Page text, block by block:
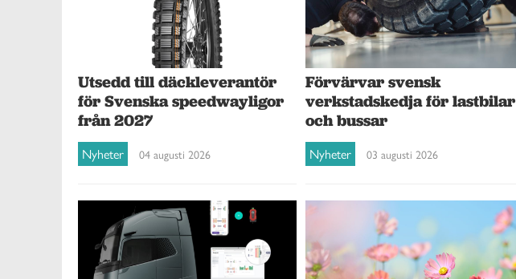
Utsedd till däckleverantör
för Svenska speedwayligor
från 2027
Nyheter 04 augusti 2026
Förvärvar svensk
verkstadskedja för lastbilar
och bussar
Nyheter 03 augusti 2026